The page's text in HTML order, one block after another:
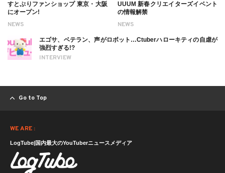
NEWS
すとぷりファンショップ 東京・大阪
にオープン!
NEWS
UUUM 新春クリエイターズイベント
の情報解禁
INTERVIEW
エゴサ、ベテラン、声がロボット…Ctuberハローキティの自虐が
強烈すぎる!?
Go to Top
WE ARE :
LogTube|国内最大のYouTuberニュースメディア